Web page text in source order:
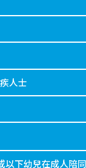
人士
以下幼兒在成人陪同